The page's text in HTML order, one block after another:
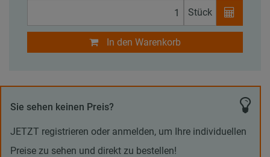
Stück
In den Warenkorb
Sie sehen keinen Preis?
JETZT registrieren oder anmelden, um Ihre individuellen
Preise zu sehen und direkt zu bestellen!